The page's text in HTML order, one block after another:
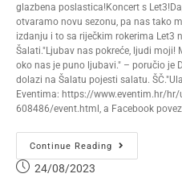
glazbena poslastica!Koncert s
otvaramo novu sezonu, pa nas tako
izdanju i to sa riječkim rokerima Let3
Šalati."Ljubav nas pokreće, ljudi moji!
oko nas je puno ljubavi." – poručio je
dolazi na Šalatu pojesti salatu.
Eventima: https://www.eventim.hr/
608486/event.html, a Facebook
Continue Reading
24/08/2023